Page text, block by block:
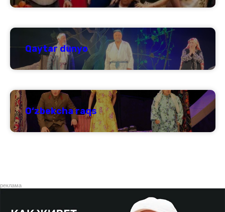
Qaytar dunyo
O‘zbekcha raqs
реклама